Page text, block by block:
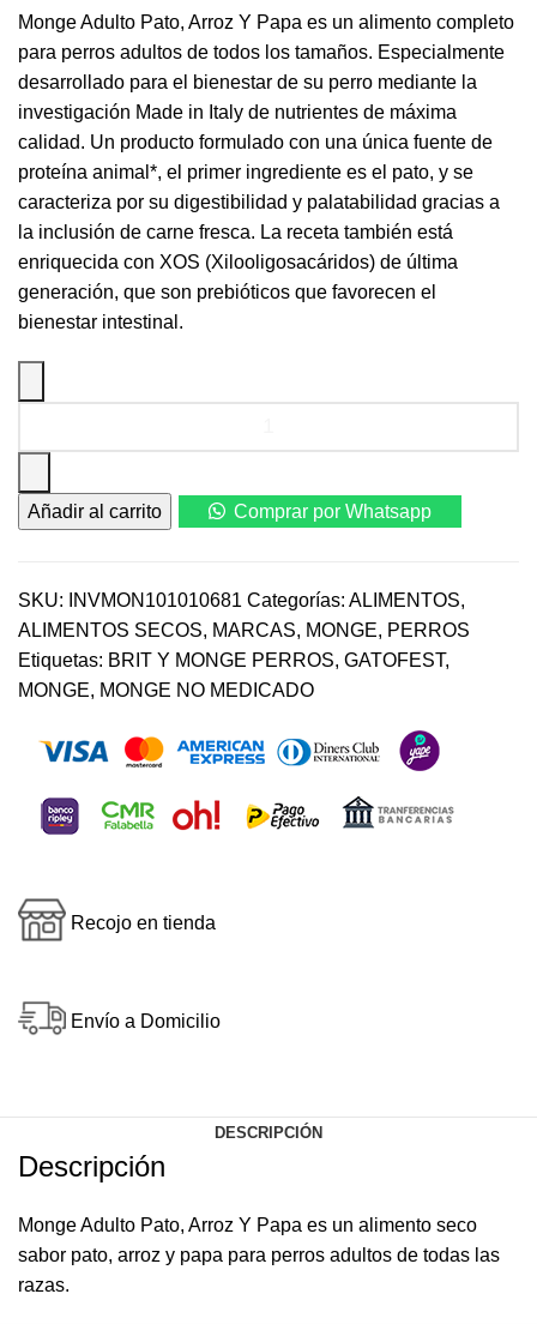
Monge Adulto Pato, Arroz Y Papa es un alimento completo
para perros adultos de todos los tamaños. Especialmente
desarrollado para el bienestar de su perro mediante la
investigación Made in Italy de nutrientes de máxima
calidad. Un producto formulado con una única fuente de
proteína animal*, el primer ingrediente es el pato, y se
caracteriza por su digestibilidad y palatabilidad gracias a
la inclusión de carne fresca. La receta también está
enriquecida con XOS (Xilooligosacáridos) de última
generación, que son prebióticos que favorecen el
bienestar intestinal.
Adulto
Pato,
Papa
para
perro
Añadir al carrito Comprar por Whatsapp
SKU: INVMON101010681 Categorías: ALIMENTOS,
ALIMENTOS SECOS, MARCAS, MONGE, PERROS
Etiquetas: BRIT Y MONGE PERROS, GATOFEST,
MONGE, MONGE NO MEDICADO
Recojo en tienda
Envío a Domicilio
DESCRIPCIÓN
Descripción
Monge Adulto Pato, Arroz Y Papa es un alimento seco
sabor pato, arroz y papa para perros adultos de todas las
razas.